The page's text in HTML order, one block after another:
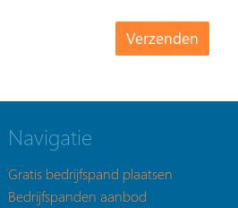
Navigatie
Gratis bedrijfspand plaatsen
Bedrijfspanden aanbod